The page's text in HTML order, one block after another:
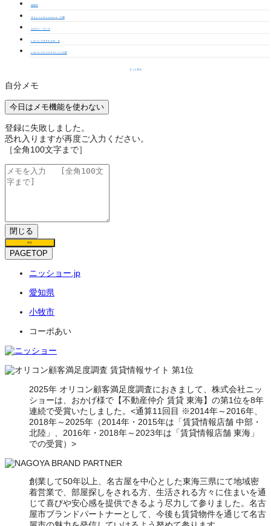
柏寿荘
ＳｋｙｌｅＣｏｓｍｏｓ Ｅ棟
ガルテン・ヴィラ
レオパレスＤＲＥＡＭ Ｄ
レオパレスエコテラスいこいの里
もっと見る
自分メモ
今日はメモ機能を使わない
登録に失敗しました。
恐れ入りますが再度ご入力ください。
［全角100文字まで］
閉じる
保存
PAGETOP
ニッショー.jp
愛知県
小牧市
コーポあい
2025年 オリコン顧客満足度調査におきまして、株式会社ニッ
ショーは、おかげ様で【不動産仲介 賃貸 東海】の第1位を8年
連続で受賞いたしました。<通算11回目 ※2014年～2016年、
2018年～2025年（2014年・2015年は「賃貸情報店舗 中部・
北陸」、2016年・2018年～2023年は「賃貸情報店舗 東海」
での受賞）>
創業して50年以上、名古屋を中心とした東海三県にて地域密
着営業で、部屋探しをされる方、生活される方々に住まいを通
じて喜びや安心感を提供できるよう尽力して参りました。名古
屋市ブランドパートナーとして、今後も賃貸物件を通じて名古